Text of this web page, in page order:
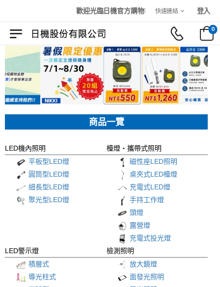
歡迎光臨日機官方購物商城！快速連結 登入
0
商品一覽
LED機內照明
平板型LED燈
圓筒型LED燈
細長型LED燈
聚光型LED燈
檯燈・攜帶式照明
磁性座LED照明
桌夾式LED檯燈
充電式LED燈
手持工作燈
頭燈
露營燈
充電式投光燈
LED警示燈
積層式
導光柱式
檢測照明
放大鏡燈
面發光照明